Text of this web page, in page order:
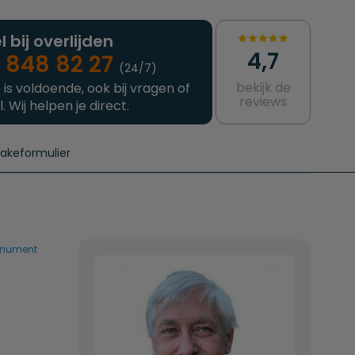
bij overlijden
82 27 (24/7)
voldoende, ook bij vragen of
Wij helpen je direct.
4,7
bekijk de
reviews